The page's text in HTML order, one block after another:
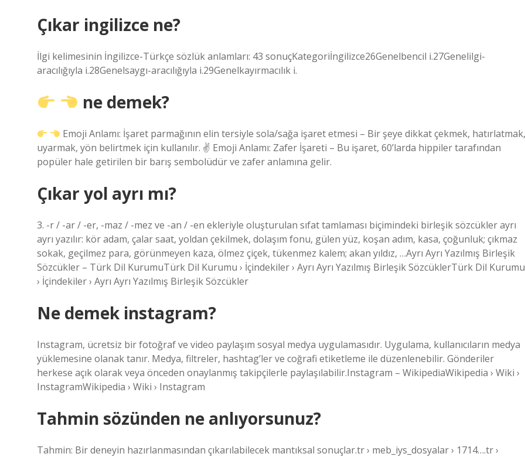
Çıkar ingilizce ne?
İlgi kelimesinin İngilizce-Türkçe sözlük anlamları: 43 sonuçKategoriİngilizce26Genelbencil i.27Genelilgi-
aracılığıyla i.28Genelsaygı-aracılığıyla i.29Genelkayırmacılık i.
ne demek?
Emoji Anlamı: İşaret parmağının elin tersiyle sola/sağa işaret etmesi – Bir şeye dikkat çekmek,
uyarmak, yön belirtmek için kullanılır. ✌ Emoji Anlamı: Zafer İşareti – Bu işaret, 60’larda hippiler tarafından
popüler hale getirilen bir barış sembolüdür ve zafer anlamına gelir.
Çıkar yol ayrı mı?
3. -r / -ar / -er, -maz / -mez ve -an / -en ekleriyle oluşturulan sıfat tamlaması biçimindeki birleşik sözcükler ayrı
ayrı yazılır: kör adam, çalar saat, yoldan çekilmek, dolaşım fonu, gülen yüz, koşan adım, kasa, çoğunluk; çıkmaz
sokak, geçilmez para, görünmeyen kaza, ölmez çiçek, tükenmez kalem; akan yıldız, …Ayrı Ayrı Yazılmış Birleşik
Sözcükler – Türk Dil KurumuTürk Dil Kurumu › İçindekiler › Ayrı Ayrı Yazılmış Birleşik SözcüklerTürk Dil Kurumu
› İçindekiler › Ayrı Ayrı Yazılmış Birleşik Sözcükler
Ne demek instagram?
Instagram, ücretsiz bir fotoğraf ve video paylaşım sosyal medya uygulamasıdır. Uygulama, kullanıcıların medya
yüklemesine olanak tanır. Medya, filtreler, hashtag’ler ve coğrafi etiketleme ile düzenlenebilir. Gönderiler
herkese açık olarak veya önceden onaylanmış takipçilerle paylaşılabilir.Instagram – WikipediaWikipedia › Wiki ›
InstagramWikipedia › Wiki › Instagram
Tahmin sözünden ne anlıyorsunuz?
Tahmin: Bir deneyin hazırlanmasından çıkarılabilecek mantıksal sonuçlar.tr › meb_iys_dosyalar › 1714….tr ›